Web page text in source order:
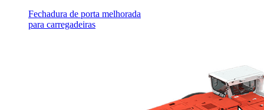
Fechadura de porta melhorada
para carregadeiras